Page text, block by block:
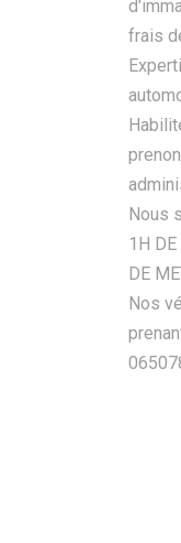
frais
Nous
1H
DE
Nos